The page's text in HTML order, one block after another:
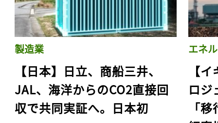
製造業
【日本】日立、商船三井、
JAL、海洋からのCO2直接回
収で共同実証へ。日本初
エネ
【
ロジ
「